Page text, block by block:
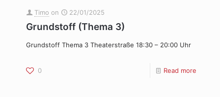
Timo on 22/01/2025
Grundstoff (Thema 3)
Grundstoff Thema 3 Theaterstraße 18:30 – 20:00 Uhr
0 Read more